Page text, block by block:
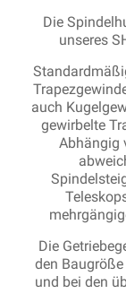
Die
unseres
auch
gewirbelte
Abhängig
Die
den Baugröße
und bei den